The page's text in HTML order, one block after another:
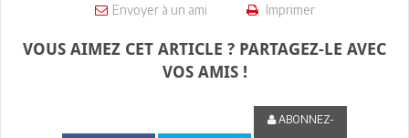
Envoyer à un ami Imprimer
VOUS AIMEZ CET ARTICLE ? PARTAGEZ-LE AVEC
VOS AMIS !
ABONNEZ-